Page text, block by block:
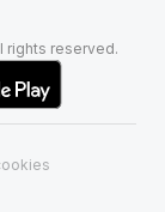
rights reserved.